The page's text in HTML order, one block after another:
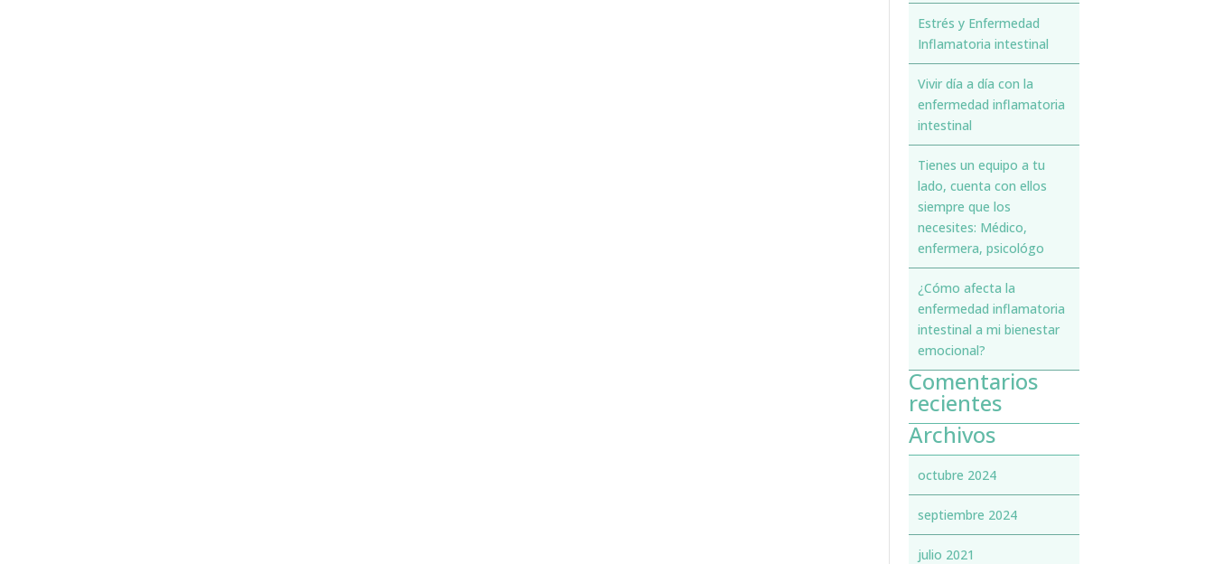
Estrés y Enfermedad
Inflamatoria intestinal
Vivir día a día con la
enfermedad inflamatoria
intestinal
Tienes un equipo a tu
lado, cuenta con ellos
siempre que los
necesites: Médico,
enfermera, psicológo
¿Cómo afecta la
enfermedad inflamatoria
intestinal a mi bienestar
emocional?
Comentarios
recientes
Archivos
octubre 2024
septiembre 2024
julio 2021